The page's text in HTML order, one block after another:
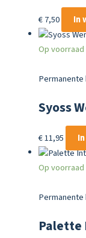
€7,50 In
Op
Permanente
Syoss
€11,95
Op
Permanente
Palette